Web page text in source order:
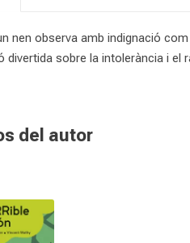
nen observa amb indignació
divertida sobre la intolerància i el
del autor